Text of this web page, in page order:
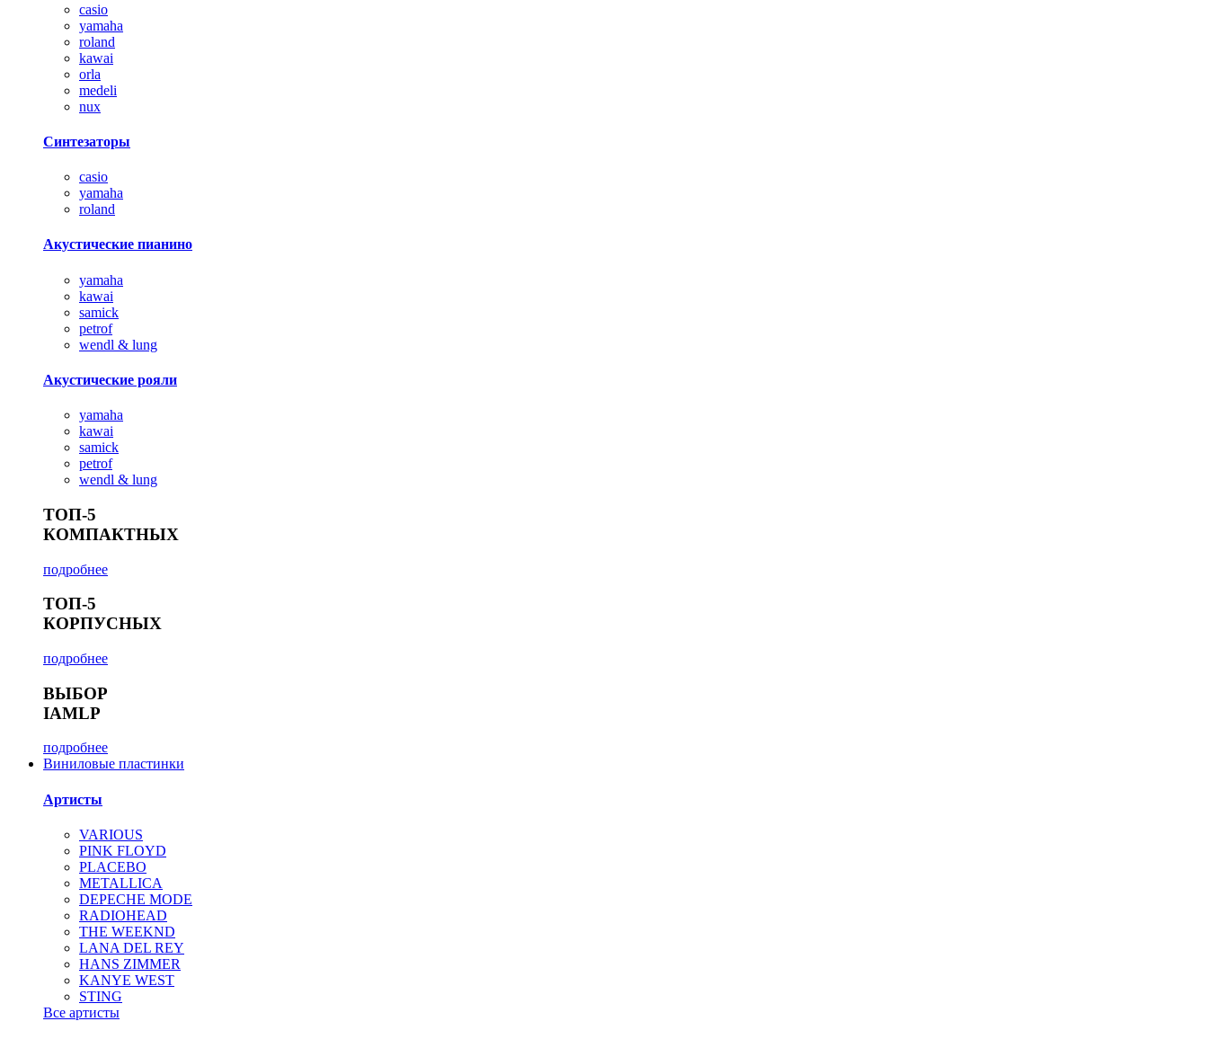
casio
yamaha
roland
kawai
orla
medeli
nux
Синтезаторы
casio
yamaha
roland
Акустические пианино
yamaha
kawai
samick
petrof
wendl & lung
Акустические рояли
yamaha
kawai
samick
petrof
wendl & lung
ТОП-5
КОМПАКТНЫХ
подробнее
ТОП-5
КОРПУСНЫХ
подробнее
ВЫБОР
IAMLP
подробнее
Виниловые пластинки
Артисты
VARIOUS
PINK FLOYD
PLACEBO
METALLICA
DEPECHE MODE
RADIOHEAD
THE WEEKND
LANA DEL REY
HANS ZIMMER
KANYE WEST
STING
Все артисты